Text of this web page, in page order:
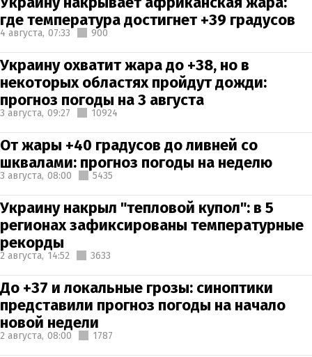
где температура достигнет +39 градусов
4 августа, 07:33 900
Украину охватит жара до +38, но в
некоторых областях пройдут дожди:
прогноз погоды на 3 августа
3 августа, 09:27 10924
От жары +40 градусов до ливней со
шквалами: прогноз погоды на неделю
3 августа, 08:00 5435
Украину накрыл "тепловой купол": в 5
регионах зафиксированы температурные
рекорды
2 августа, 14:52 3633
До +37 и локальные грозы: синоптики
представили прогноз погоды на начало
новой недели
2 августа, 08:00 1787